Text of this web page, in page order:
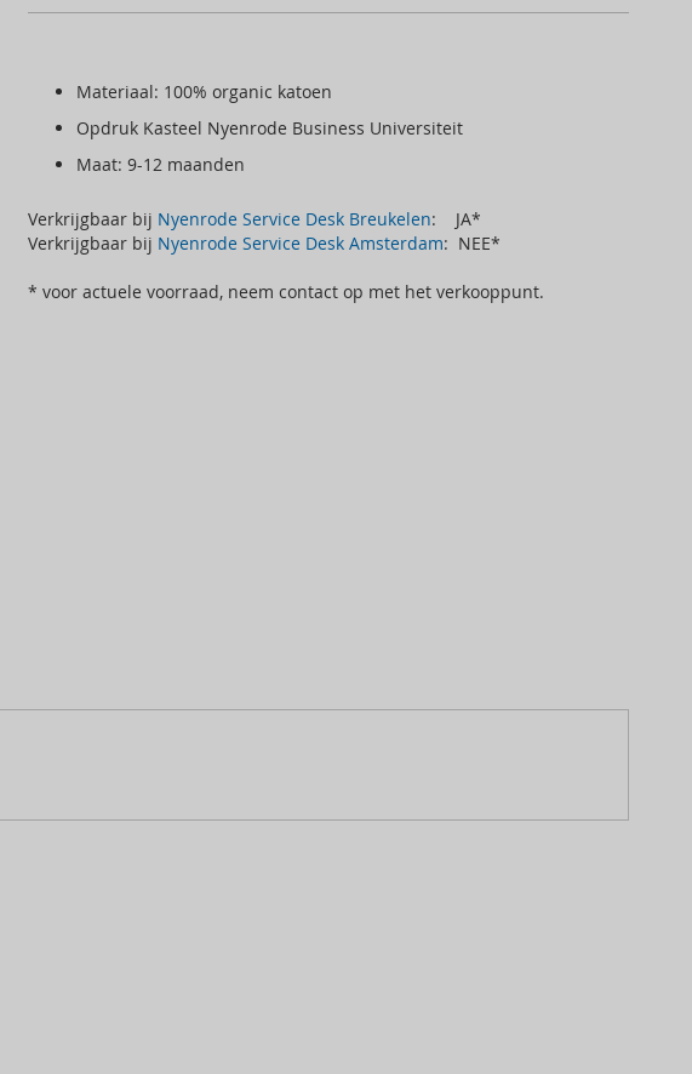
Materiaal: 100% organic katoen
Opdruk Kasteel Nyenrode Business Universiteit
Maat: 9-12 maanden
Verkrijgbaar bij Nyenrode Service Desk Breukelen: JA*
Verkrijgbaar bij Nyenrode Service Desk Amsterdam: NEE*
* voor actuele voorraad, neem contact op met het verkooppunt.